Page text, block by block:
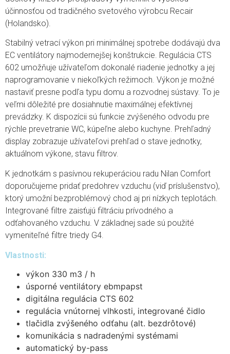
účinnosťou od tradičného svetového výrobcu Recair
(Holandsko).
Stabilný vetrací výkon pri minimálnej spotrebe dodávajú dva
EC ventilátory najmodernejšej konštrukcie. Regulácia CTS
602 umožňuje užívateľom dokonalé riadenie jednotky a jej
naprogramovanie v niekoľkých režimoch. Výkon je možné
nastaviť presne podľa typu domu a rozvodnej sústavy. To je
veľmi dôležité pre dosiahnutie maximálnej efektívnej
prevádzky. K dispozícii sú funkcie zvýšeného odvodu pre
rýchle prevetranie WC, kúpeľne alebo kuchyne. Prehľadný
display zobrazuje užívateľovi prehľad o stave jednotky,
aktuálnom výkone, stavu filtrov.
K jednotkám s pasívnou rekuperáciou radu Nilan Comfort
doporučujeme pridať predohrev vzduchu (viď príslušenstvo),
ktorý umožní bezproblémový chod aj pri nízkych teplotách.
Integrované filtre zaisťujú filtráciu prívodného a
odťahovaného vzduchu. V základnej sade sú použité
vymeniteľné filtre triedy G4.
Vlastnosti:
výkon 330 m3 / h
úsporné ventilátory ebmpapst
digitálna regulácia CTS 602
regulácia vnútornej vlhkosti, integrované čidlo
tlačidla zvýšeného odťahu (alt. bezdrôtové)
komunikácia s nadradenými systémami
automatický by-pass